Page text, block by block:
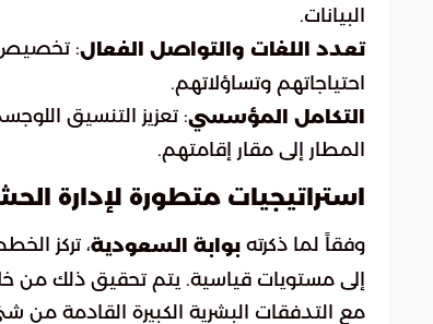
البيانات.
تعدد اللغات والتواصل الفعال: تخصيص
احتياجاتهم وتساؤلاتهم.
التكامل المؤسسي: تعزيز التنسيق
المطار إلى مقار إقامتهم.
استراتيجيات متطورة لإدارة
وفقاً لما ذكرته بوابة السعودية، تركز
إلى مستويات قياسية. يتم تحقيق ذلك من
مع التدفقات البشرية الكبيرة القادمة من